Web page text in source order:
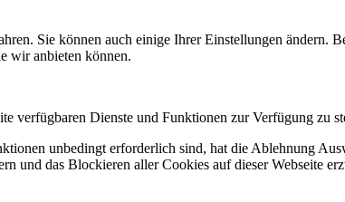
Sie können auch einige Ihrer Einstellungen ändern.
wir anbieten können.
verfügbaren Dienste und Funktionen zur Verfügung zu
unbedingt erforderlich sind, hat die Ablehnung
und das Blockieren aller Cookies auf dieser Webseite